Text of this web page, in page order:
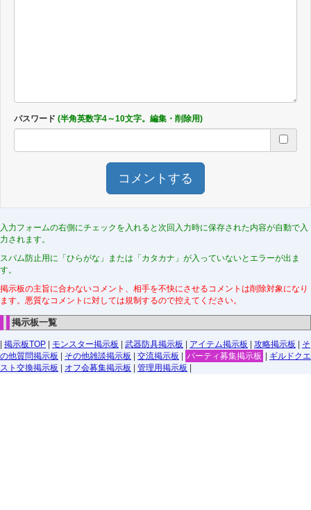
パスワード (半角英数字4～10文字。編集・削除用)
コメントする
入力フォームの右側にチェックを入れると次回入力時に保存された内容が自動で入
力されます。
スパム防止用に「ひらがな」または「カタカナ」が入っていないとエラーが出ま
す。
掲示板の主旨に合わないコメント、相手を不快にさせるコメントは削除対象になり
ます。悪質なコメントに対しては規制するので控えてください。
掲示板一覧
掲示板TOP モンスター掲示板 武器防具掲示板 アイテム掲示板 攻略掲示板
そ
の他質問掲示板
その他雑談掲示板 交流掲示板 パーティ募集掲示板
ギルドクエ
スト交換掲示板
オフ会募集掲示板 管理用掲示板